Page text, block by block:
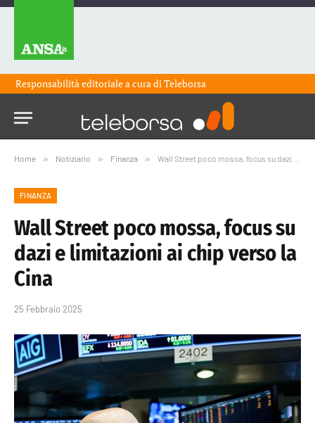
Responsabilità editoriale a cura diTeleborsa
Home » Notiziario » Finanza » Wall Street poco mossa, focus su dazi e limitazioni ai chip verso la Cina
FINANZA
Wall Street poco mossa, focus su
dazi e limitazioni ai chip verso la
Cina
25 Febbraio 2025